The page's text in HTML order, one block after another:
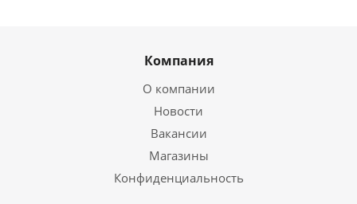
Компания
О компании
Новости
Вакансии
Магазины
Конфиденциальность